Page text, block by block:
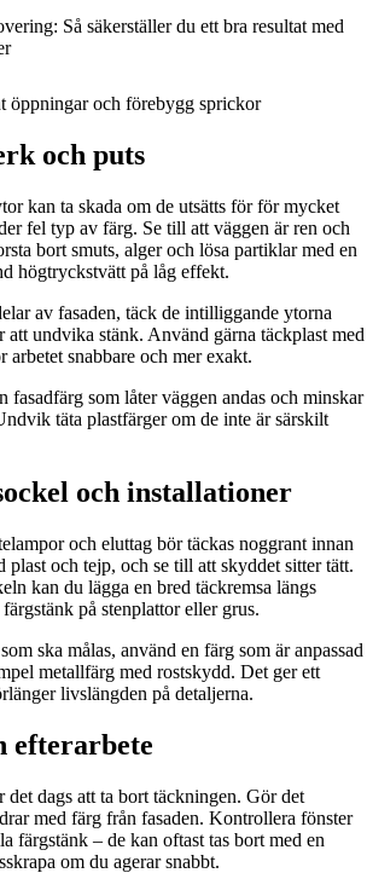
Så säkerställer du ett bra resultat med
öppningar och förebygg sprickor
och puts
kan ta skada om de utsätts för för mycket
fel typ av färg. Se till att väggen är ren och
bort smuts, alger och lösa partiklar med en
högtryckstvätt på låg effekt.
av fasaden, täck de intilliggande ytorna
att undvika stänk. Använd gärna täckplast med
arbetet snabbare och mer exakt.
fasadfärg som låter väggen andas och minskar
täta plastfärger om de inte är särskilt
och installationer
och eluttag bör täckas noggrant innan
plast och tejp, och se till att skyddet sitter tätt.
kan du lägga en bred täckremsa längs
på stenplattor eller grus.
ska målas, använd en färg som är anpassad
metallfärg med rostskydd. Det ger ett
livslängden på detaljerna.
efterarbete
det dags att ta bort täckningen. Gör det
med färg från fasaden. Kontrollera fönster
färgstänk – de kan oftast tas bort med en
om du agerar snabbt.